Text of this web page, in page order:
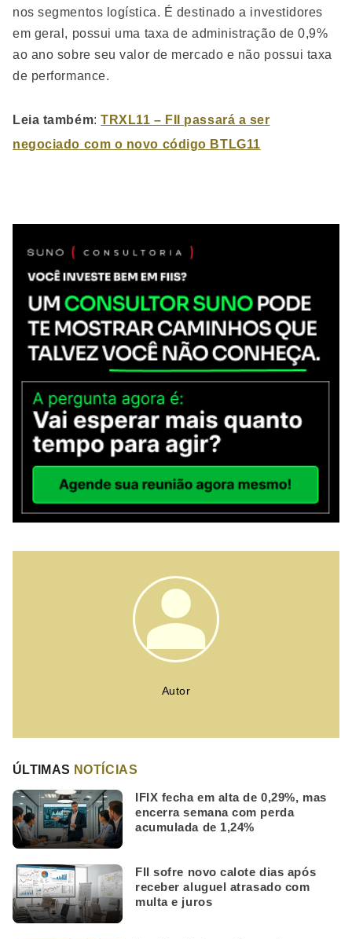
nos segmentos logística. É destinado a investidores
em geral, possui uma taxa de administração de 0,9%
ao ano sobre seu valor de mercado e não possui taxa
de performance.
Leia também:TRXL11 – FII passará a ser
negociado com o novo código BTLG11
Autor
ÚLTIMAS NOTÍCIAS
IFIX fecha em alta de 0,29%, mas
encerra semana com perda
acumulada de 1,24%
FII sofre novo calote dias após
receber aluguel atrasado com
multa e juros